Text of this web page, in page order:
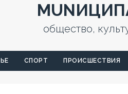
общество,
СПОРТ ПРОИСШЕСТВИЯ